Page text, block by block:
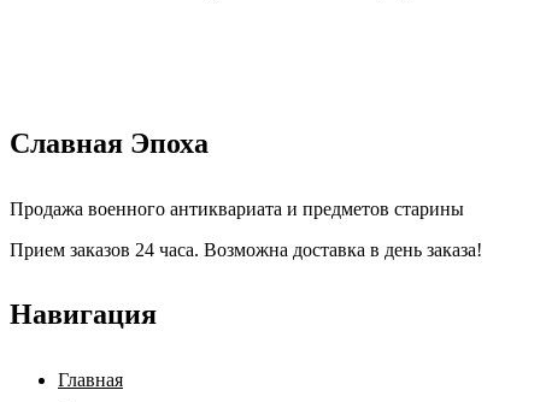
Славная Эпоха
Продажа военного антиквариата и предметов старины
Прием заказов 24 часа. Возможна доставка в день заказа!
Навигация
Главная